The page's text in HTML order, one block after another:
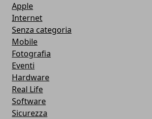
Apple
Internet
Senza categoria
Mobile
Fotografia
Eventi
Hardware
Real Life
Software
Sicurezza